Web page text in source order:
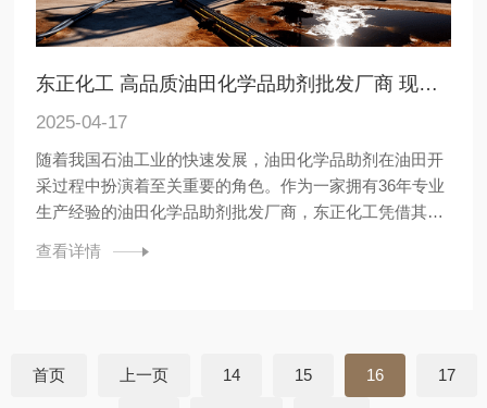
东正化工 高品质油田化学品助剂批发厂商 现货速发售后保障
2025-04-17
随着我国石油工业的快速发展，油田化学品助剂在油田开
采过程中扮演着至关重要的角色。作为一家拥有36年专业
生产经验的油田化学品助剂批发厂商，东正化工凭借其卓
赖，产品行销全国各省、市、自治区，客户遍布全球各
查看详情
首页 上一页 14 15 16 17